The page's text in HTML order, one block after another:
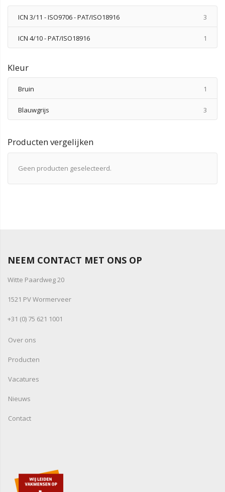
ICN 3/11 - ISO9706 - PAT/ISO18916 3
ICN 4/10 - PAT/ISO18916 1
Kleur
Bruin 1
Blauwgrijs 3
Producten vergelijken
Geen producten geselecteerd.
NEEM CONTACT MET ONS OP
Witte Paardweg 20
1521 PV Wormerveer
+31 (0) 75 621 1001
Over ons
Producten
Vacatures
Nieuws
Contact